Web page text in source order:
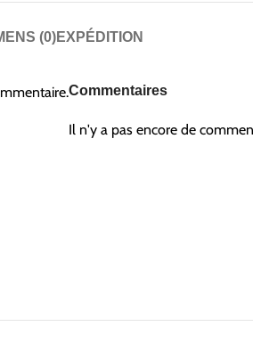
(0)EXPÉDITION
Commentaires
Il n'y a pas encore de